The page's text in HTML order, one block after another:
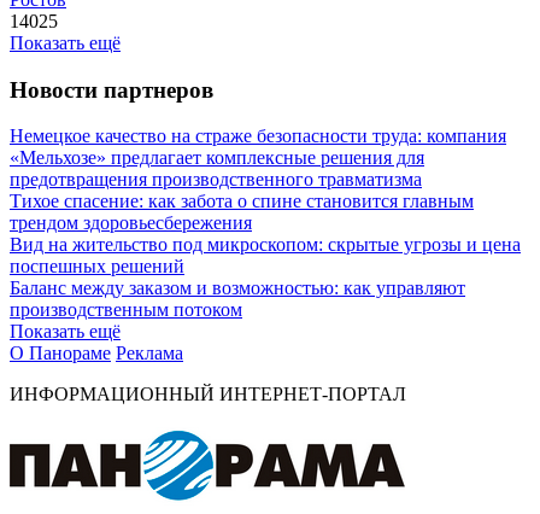
14025
Показать ещё
Новости партнеров
Немецкое качество на страже безопасности труда: компания
«Мельхозе» предлагает комплексные решения для
предотвращения производственного травматизма
Тихое спасение: как забота о спине становится главным
трендом здоровьесбережения
Вид на жительство под микроскопом: скрытые угрозы и цена
поспешных решений
Баланс между заказом и возможностью: как управляют
производственным потоком
Показать ещё
О Панораме Реклама
ИНФОРМАЦИОННЫЙ ИНТЕРНЕТ-ПОРТАЛ